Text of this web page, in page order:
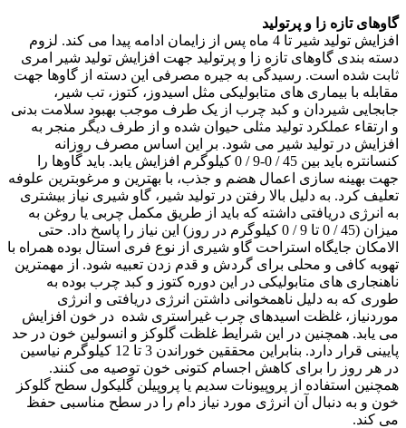
گاوهای تازه زا و پرتولید
افزایش تولید شیر تا 4 ماه پس از زایمان ادامه پیدا می کند. لزوم
دسته بندی گاوهای تازه زا و پرتولید جهت افزایش تولید شیر امری
ثابت شده است. رسیدگی به جیره مصرفی این دسته از گاوها جهت
مقابله با بیماری های متابولیکی مثل اسیدوز، کتوز، تب شیر،
جابجایی شیردان و کبد چرب از یک طرف موجب بهبود سلامت بدنی
و ارتقاء عملکرد تولید مثلی حیوان شده و از طرف دیگر منجر به
افزایش در تولید شیر می شود. بر این اساس مصرف روزانه
کنسانتره باید بین 45 / 0-9 / 0 کیلوگرم افزایش یابد. باید گاوها را
جهت بهینه سازی اعمال هضم و جذب، با بهترین و مرغوبترین علوفه
تعلیف کرد. به دلیل بالا رفتن در تولید شیر، گاو شیری نیاز بیشتری
به انرژی دریافتی داشته که باید از طریق مکمل چربی یا روغن به
میزان (45 / 0 تا 9 / 0 کیلوگرم در روز) این نیاز را پاسخ داد. حتی
الامکان جایگاه استراحت گاو شیری از نوع فری استال بوده همراه با
تهوبه کافی و محلی برای گردش و قدم زدن تعبیه شود. از مهمترین
ناهنجاری های متابولیکی در این دوره کتوز و کبد چرب بوده به
طوری که به دلیل ناهمخوانی داشتن انرژی دریافتی و انرژی
موردنیاز، غلظت اسیدهای چرب غیراستری شده در خون افزایش
می یابد. همچنین در این شرایط غلظت گلوکز و انسولین خون در حد
پایینی قرار دارد. بنابراین محققین خوراندن 3 تا 12 کیلوگرم نیاسین
در هر روز را برای کاهش اجسام کتونی خون توصیه می کنند.
همچنین استفاده از پروپیونات سدیم یا پروپیلن گلیکول سطح گلوکز
خون و به دنبال آن انرژی مورد نیاز دام را در سطح مناسبی حفظ
می کند.